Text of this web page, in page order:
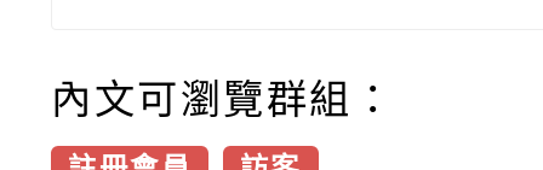
內文可瀏覽群組：